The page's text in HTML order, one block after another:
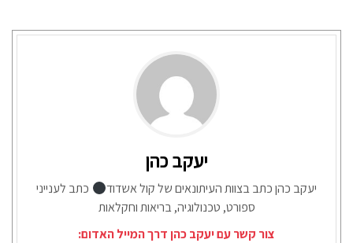
יעקב כהן
יעקב כהן כתב בצוות העיתונאים של קול אשדוד
כתב לענייני
ספורט, טכנולוגיה, בריאות וחקלאות
צור קשר עם יעקב כהן דרך המייל האדום: